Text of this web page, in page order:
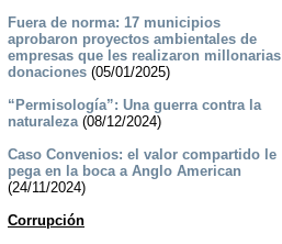
Fuera de norma: 17 municipios
aprobaron proyectos ambientales de
empresas que les realizaron millonarias
donaciones(05/01/2025)
“Permisología”: Una guerra contra la
naturaleza(08/12/2024)
Caso Convenios: el valor compartido le
pega en la boca a Anglo American
(24/11/2024)
Corrupción